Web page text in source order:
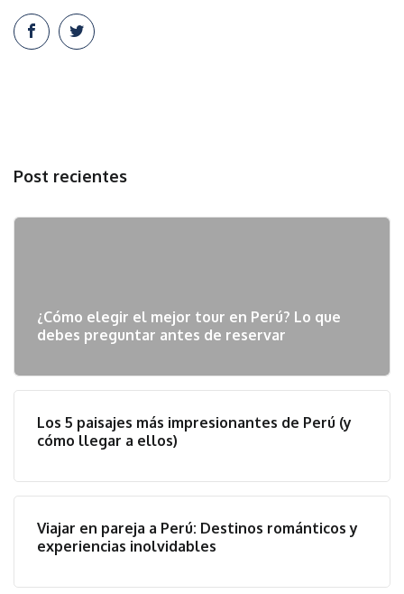
Post recientes
¿Cómo elegir el mejor tour en Perú? Lo que
debes preguntar antes de reservar
Los 5 paisajes más impresionantes de Perú (y
cómo llegar a ellos)
Viajar en pareja a Perú: Destinos románticos y
experiencias inolvidables